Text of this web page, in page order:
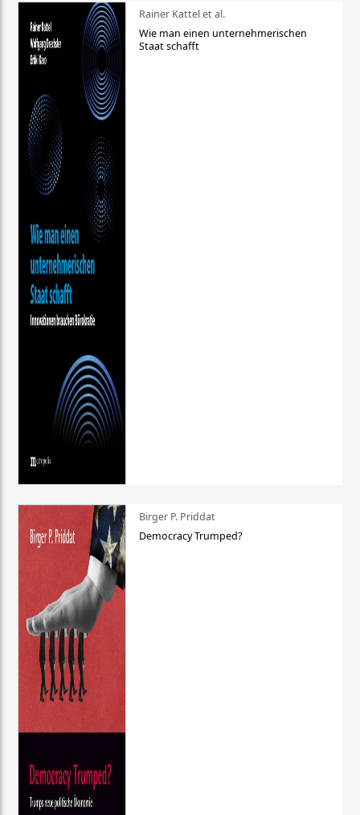
Rainer Kattel et al.
Wie man einen unternehmerischen
Staat schafft
Birger P. Priddat
Democracy Trumped?